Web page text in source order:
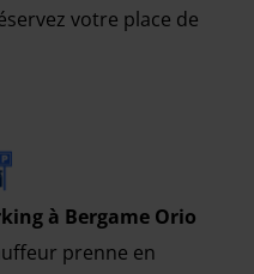
votre place de
à Bergame Orio
prenne en